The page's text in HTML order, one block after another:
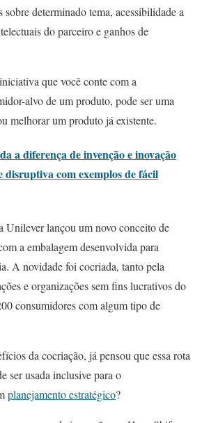
sobre determinado tema, acessibilidade a
do parceiro e ganhos de
que você conte com a
alvo de um produto, pode ser uma
melhorar um produto já existente.
a diferença de invenção e inovação
com exemplos de fácil
Unilever lançou um novo conceito de
a embalagem desenvolvida para
A novidade foi cocriada, tanto pela
e organizações sem fins lucrativos do
consumidores com algum tipo de
da cocriação, já pensou que essa rota
ser usada inclusive para o
planejamento estratégico?